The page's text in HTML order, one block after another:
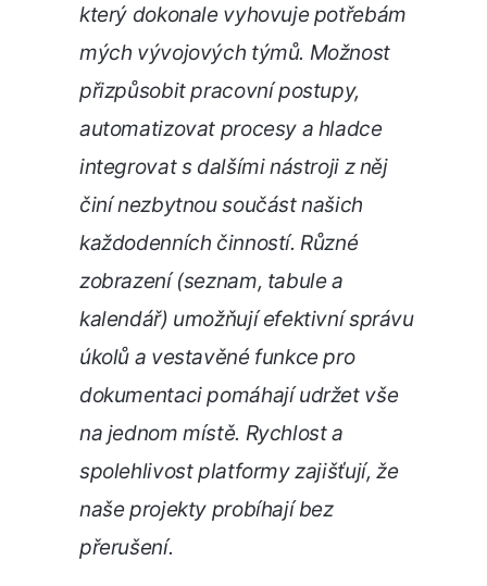
který dokonale vyhovuje potřebám
mých vývojových týmů. Možnost
přizpůsobit pracovní postupy,
automatizovat procesy a hladce
integrovat s dalšími nástroji z něj
činí nezbytnou součást našich
každodenních činností. Různé
zobrazení (seznam, tabule a
kalendář) umožňují efektivní správu
úkolů a vestavěné funkce pro
dokumentaci pomáhají udržet vše
na jednom místě. Rychlost a
spolehlivost platformy zajišťují, že
naše projekty probíhají bez
přerušení.